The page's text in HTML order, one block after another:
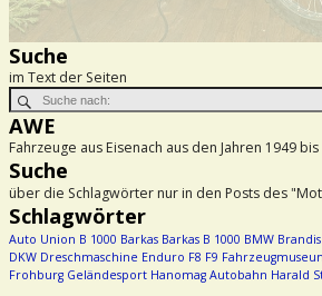
Suche
im Text der Seiten
AWE
Fahrzeuge aus Eisenach aus den Jahren 1949 bis
Suche
über die Schlagwörter nur in den Posts des
Schlagwörter
Auto Union B 1000 Barkas Barkas B 1000 BMW Brandis
DKW Dreschmaschine Enduro F8 F9
Frohburg Geländesport Hanomag Autobahn Harald